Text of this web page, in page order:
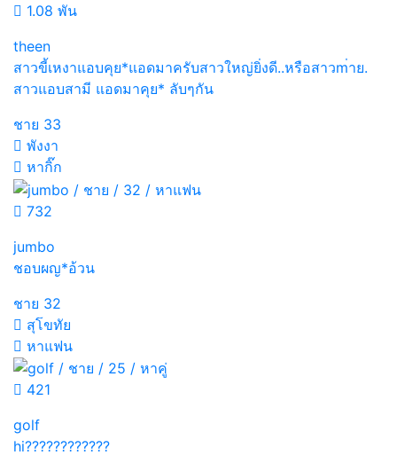
1.08 พัน
theen
สาวขี้เหงาแอบคุย*แอดมาครับสาวใหญ่ยิ่งดี..หรือสาวm่าย.
สาวแอบสามี แอดมาคุย* ลับๆกัน
ชาย 33
พังงา
หากิ๊ก
732
jumbo
ชอบผญ*อ้วน
ชาย 32
สุโขทัย
หาแฟน
421
golf
hi????????????